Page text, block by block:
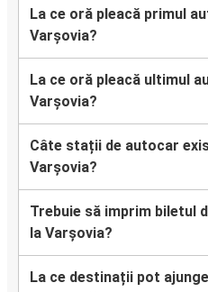
La ce oră pleacă primul
Varșovia?
La ce oră pleacă ultimul
Varșovia?
Câte stații de autocar
Varșovia?
Trebuie să imprim biletul
la Varșovia?
La ce destinații pot